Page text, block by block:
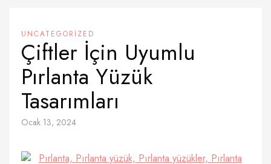
UNCATEGORIZED
Çiftler İçin Uyumlu
Pırlanta Yüzük
Tasarımları
Ocak 13, 2024